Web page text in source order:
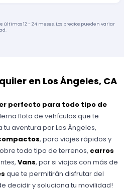
últimos 12 - 24 meses. Los precios pueden variar
en Los Ángeles, CA
perfecto para todo tipo de
flota de vehículos que te
aventura por Los Ángeles,
, para viajes rápidos y
todo tipo de terrenos, carros
Vans, por si viajas con más de
que te permitirán disfrutar del
decidir y soluciona tu movilidad!